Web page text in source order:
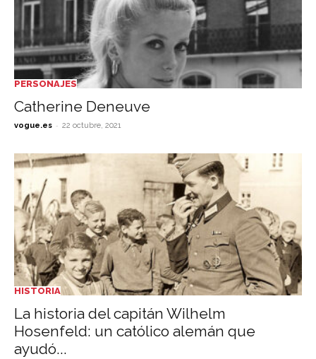
PERSONAJES
Catherine Deneuve
vogue.es - 22 octubre, 2021
HISTORIA
La historia del capitán Wilhelm
Hosenfeld: un católico alemán que
ayudó...